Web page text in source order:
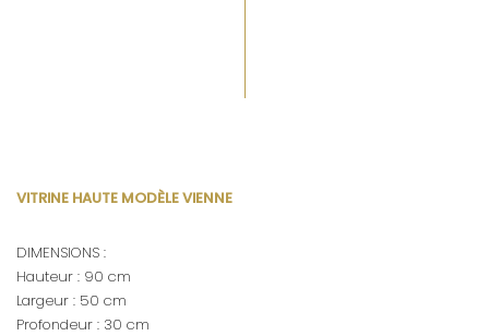
VITRINE HAUTE MODÈLE VIENNE
DIMENSIONS :
Hauteur : 90 cm
Largeur : 50 cm
Profondeur : 30 cm